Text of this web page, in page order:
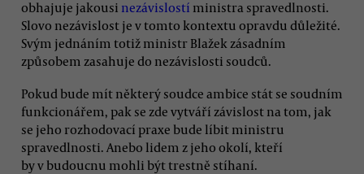
obhajuje jakousi nezávislostí ministra spravedlnosti.
Slovo nezávislost je v tomto kontextu opravdu důležité.
Svým jednáním totiž ministr Blažek zásadním
způsobem zasahuje do nezávislosti soudců.
Pokud bude mít některý soudce ambice stát se soudním
funkcionářem, pak se zde vytváří závislost na tom, jak
se jeho rozhodovací praxe bude líbit ministru
spravedlnosti. Anebo lidem z jeho okolí, kteří
by v budoucnu mohli být trestně stíhaní.